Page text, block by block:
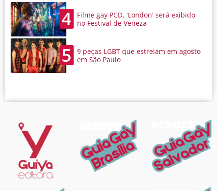
4
Filme gay PCD, 'London' será exibido
no Festival de Veneza
5
9 peças LGBT que estreiam em agosto
em São Paulo